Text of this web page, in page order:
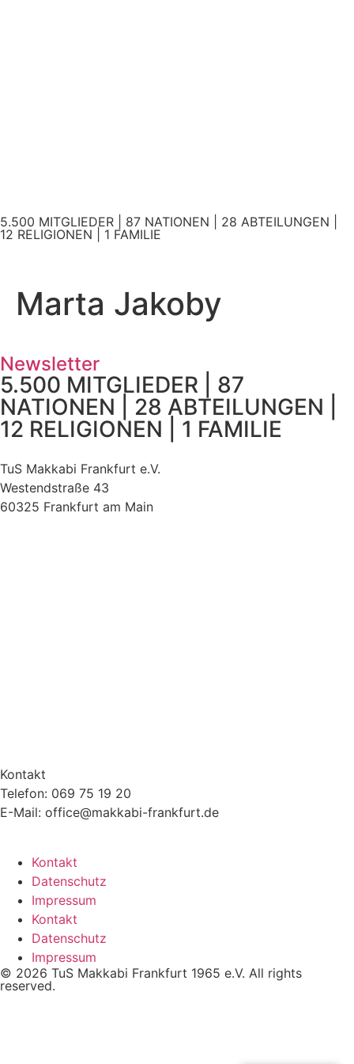
5.500 MITGLIEDER | 87 NATIONEN | 28 ABTEILUNGEN |
12 RELIGIONEN | 1 FAMILIE
Marta Jakoby
Newsletter
5.500 MITGLIEDER | 87
NATIONEN | 28 ABTEILUNGEN |
12 RELIGIONEN | 1 FAMILIE
TuS Makkabi Frankfurt e.V.
Westendstraße 43
60325 Frankfurt am Main
Kontakt
Telefon: 069 75 19 20
E-Mail: office@makkabi-frankfurt.de
Kontakt
Datenschutz
Impressum
Kontakt
Datenschutz
Impressum
© 2026 TuS Makkabi Frankfurt 1965 e.V. All rights
reserved.